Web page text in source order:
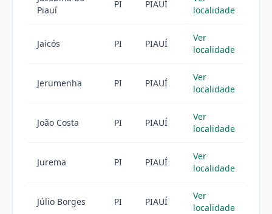
Piauí
PI PIAUÍ
localidade
Jaicós PI PIAUÍ
Ver
localidade
Jerumenha PI PIAUÍ
Ver
localidade
João Costa PI PIAUÍ
Ver
localidade
Jurema PI PIAUÍ
Ver
localidade
Júlio Borges PI PIAUÍ
Ver
localidade